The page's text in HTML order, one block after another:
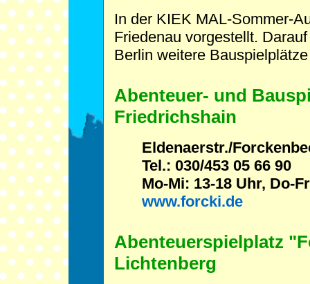
In der KIEK MAL-Sommer-
Friedenau vorgestellt.
Berlin weitere
Abenteuer- und
Friedrichshain
Eldenaerstr./
Tel.: 030/453 05 66 90
Mo-Mi: 13-18 Uhr, Do-
www.forcki.de
Abenteuerspielplatz
Lichtenberg